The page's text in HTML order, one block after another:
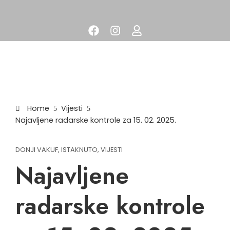
Home
Vijesti
Najavljene radarske kontrole za 15. 02. 2025.
DONJI VAKUF, ISTAKNUTO, VIJESTI
Najavljene
radarske kontrole